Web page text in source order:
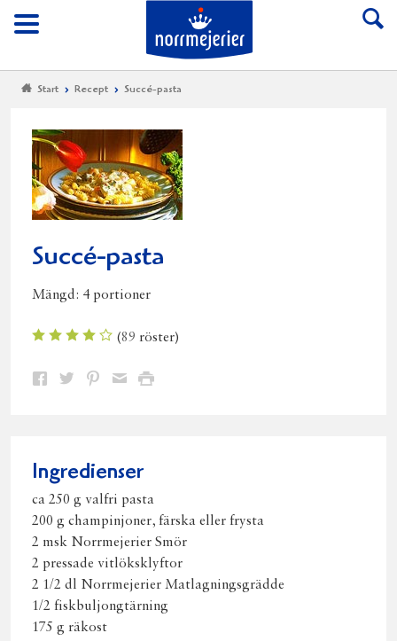
Meny
Till Norrmejerier
Start Recept Succé-pasta
Succé-pasta
Mängd: 4 portioner
(89 röster)
Dela Dela Dela DelaSkriv
Ingredienser
ca 250 g valfri pasta
200 g champinjoner, färska eller frysta
2 msk Norrmejerier Smör
2 pressade vitlöksklyftor
2 1/2 dl Norrmejerier Matlagningsgrädde
1/2 fiskbuljongtärning
175 g räkost